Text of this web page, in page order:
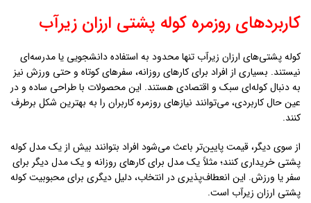
کاربردهای روزمره کوله پشتی ارزان زيرآب
کوله پشتی‌های ارزان زيرآب تنها محدود به استفاده دانشجویی یا مدرسه‌ای
نیستند. بسیاری از افراد برای کارهای روزانه، سفرهای کوتاه و حتی ورزش نیز
به دنبال کوله‌ای سبک و اقتصادی هستند. این محصولات با طراحی ساده و در
عین حال کاربردی، می‌توانند نیازهای روزمره کاربران را به بهترین شکل برطرف
کنند.
از سوی دیگر، قیمت پایین‌تر باعث می‌شود افراد بتوانند بیش از یک مدل کوله
پشتی خریداری کنند؛ مثلاً یک مدل برای کارهای روزانه و یک مدل دیگر برای
سفر یا ورزش. این انعطاف‌پذیری در انتخاب، دلیل دیگری برای محبوبیت کوله
پشتی ارزان زيرآب است.